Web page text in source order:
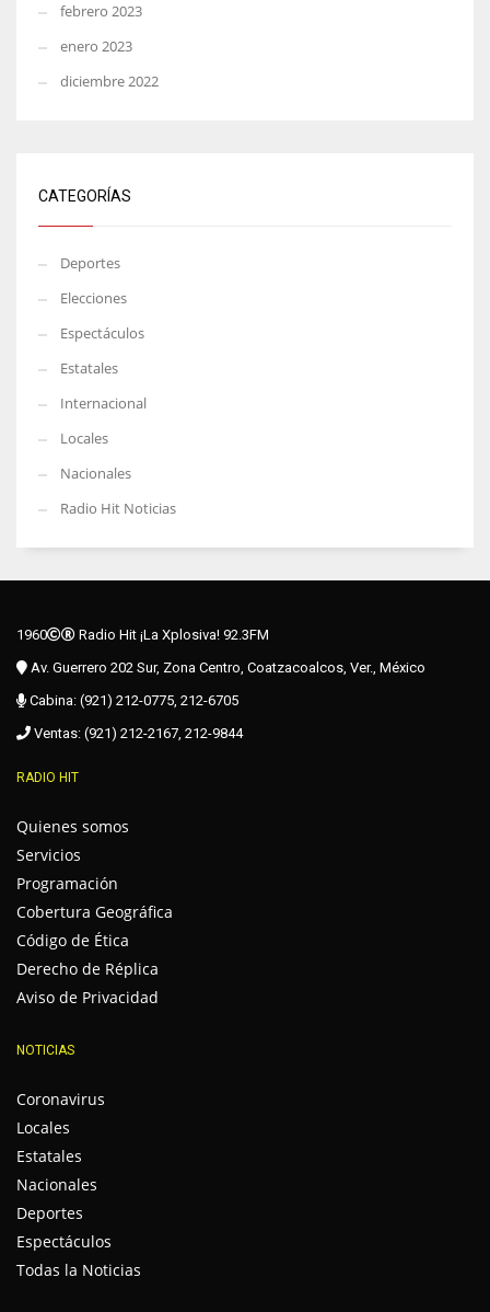
febrero 2023
enero 2023
diciembre 2022
CATEGORÍAS
Deportes
Elecciones
Espectáculos
Estatales
Internacional
Locales
Nacionales
Radio Hit Noticias
1960
Radio Hit ¡La Xplosiva! 92.3FM
Av. Guerrero 202 Sur, Zona Centro, Coatzacoalcos, Ver., México
Cabina: (921) 212-0775, 212-6705
Ventas: (921) 212-2167, 212-9844
RADIO HIT
Quienes somos
Servicios
Programación
Cobertura Geográfica
Código de Ética
Derecho de Réplica
Aviso de Privacidad
NOTICIAS
Coronavirus
Locales
Estatales
Nacionales
Deportes
Espectáculos
Todas la Noticias